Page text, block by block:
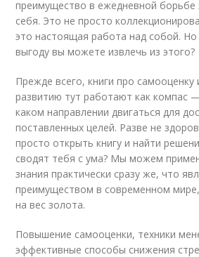
преимущество в ежедневной борьбе
себя. Это не просто
это настоящая работа над собой. Но
выгоду вы можете извлечь из этого?
Прежде всего, книги про самооценку
развитию тут работают как компас
каком направлении двигаться для
поставленных целей. Разве не
просто открыть книгу и найти
сводят тебя с ума? Мы можем
знания практически сразу же, что
преимуществом в современном мире,
на вес золота.
Повышение самооценки, техники
эффективные способы снижения